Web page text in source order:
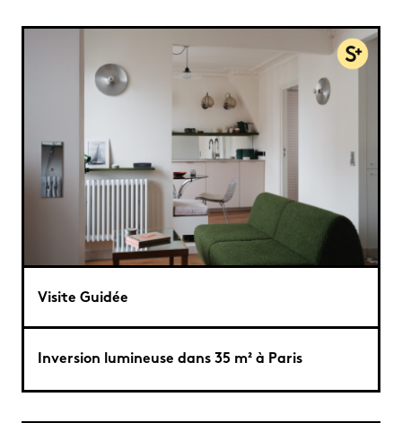
Visite Guidée
Inversion lumineuse dans 35 m² à Paris